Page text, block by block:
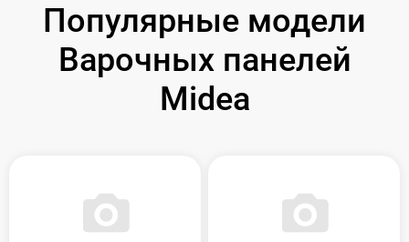
Популярные модели
Варочных панелей
Midea